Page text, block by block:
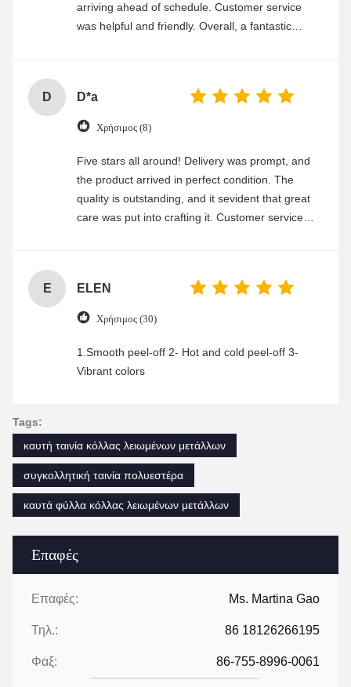
Επαφές
Επαφές: Ms. Martina Gao
Τηλ.: 86 18126266195
Φαξ: 86-755-8996-0061
arriving ahead of schedule. Customer service
was helpful and friendly. Overall, a fantastic
D D*a
Χρήσιμος (8)
Five stars all around! Delivery was prompt, and
the product arrived in perfect condition. The
quality is outstanding, and it sevident that great
care was put into crafting it. Customer service
E ELEN
Χρήσιμος (30)
1.Smooth peel-off 2- Hot and cold peel-off 3-
Vibrant colors
Tags:
καυτή ταινία κόλλας λειωμένων μετάλλων
συγκολλητική ταινία πολυεστέρα
καυτά φύλλα κόλλας λειωμένων μετάλλων